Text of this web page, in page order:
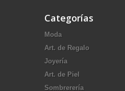
Categorías
Moda
Art. de Regalo
Joyería
Art. de Piel
Sombrerería